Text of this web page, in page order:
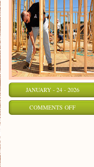
JANUARY - 24 - 2026
COMMENTS OFFON